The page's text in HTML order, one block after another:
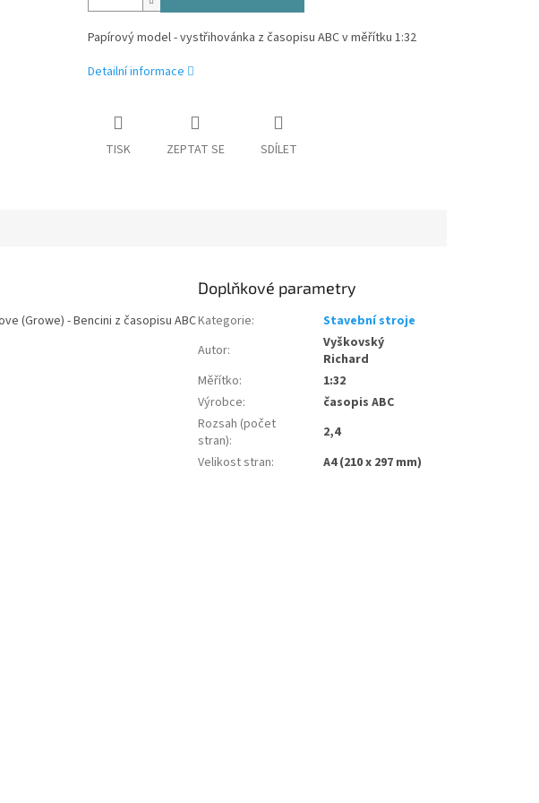
Papírový model - vystřihovánka z časopisu ABC v měřítku 1:32
Detailní informace
TISK ZEPTAT SE SDÍLET
(Growe) - Bencini z časopisu ABC
Doplňkové parametry
Kategorie:
Stavební stroje
Autor:
Vyškovský
Richard
Měřítko:
1:32
Výrobce:
časopis ABC
Rozsah (počet
stran):
2,4
Velikost stran: A4 (210 x 297 mm)